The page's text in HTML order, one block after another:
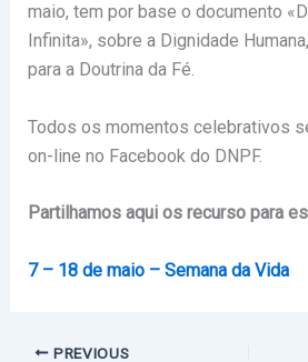
maio, tem por base o documento
Infinita», sobre a Dignidade
para a Doutrina da Fé.
Todos os momentos celebrativos
on-line no Facebook do DNPF.
Partilhamos aqui os recurso para
7 – 18 de maio – Semana da Vida
PREVIOUS